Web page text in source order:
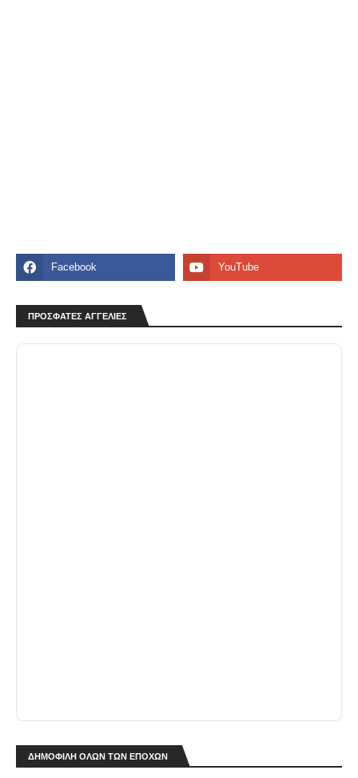
ΠΡΟΣΦΑΤΕΣ ΑΓΓΕΛΙΕΣ
ΔΗΜΟΦΙΛΗ ΟΛΩΝ ΤΩΝ ΕΠΟΧΩΝ